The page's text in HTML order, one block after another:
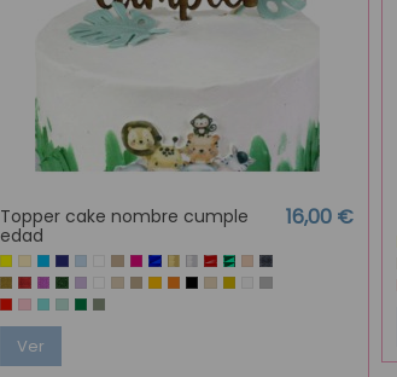
Topper cake nombre cumple
edad
16,00 €
Ver